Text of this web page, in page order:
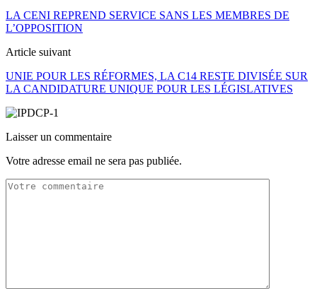
LA CENI REPREND SERVICE SANS LES MEMBRES DE
L’OPPOSITION
Article suivant
UNIE POUR LES RÉFORMES, LA C14 RESTE DIVISÉE SUR
LA CANDIDATURE UNIQUE POUR LES LÉGISLATIVES
Laisser un commentaire
Votre adresse email ne sera pas publiée.